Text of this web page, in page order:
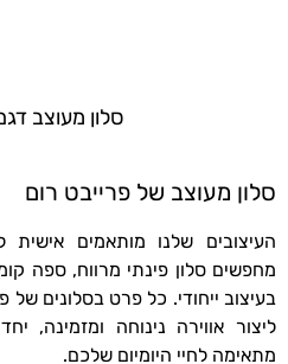
סלון מעוצב
סלון מעוצב של פרייבט רום
העיצובים שלנו מותאמים
מחפשים סלון פינתי מרווח, ספה
בעיצוב ייחודי. כל פרט בסלונים של
ליצור אווירה נינוחה ומזמינה,
מתאימה לחיי היומיום שלכם.